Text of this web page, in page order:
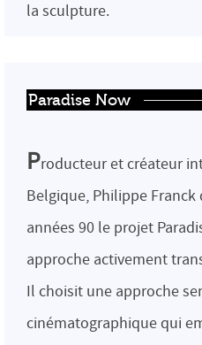
la sculpture.
Paradise Now
Producteur et créateur
Belgique, Philippe
années 90 le projet
approche activement
Il choisit une approche
cinématographique qui